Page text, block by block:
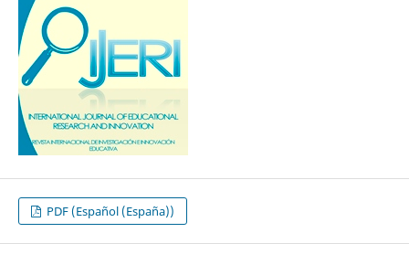
PDF (Español (España))